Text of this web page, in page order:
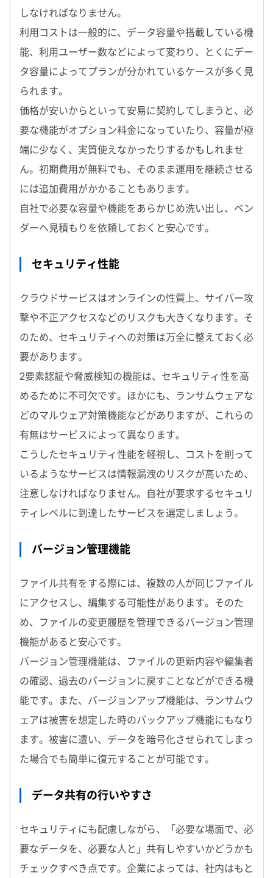
しなければなりません。
利用コストは一般的に、データ容量や搭載している機
能、利用ユーザー数などによって変わり、とくにデー
タ容量によってプランが分かれているケースが多く見
られます。
価格が安いからといって安易に契約してしまうと、必
要な機能がオプション料金になっていたり、容量が極
端に少なく、実質使えなかったりするかもしれませ
ん。初期費用が無料でも、そのまま運用を継続させる
には追加費用がかかることもあります。
自社で必要な容量や機能をあらかじめ洗い出し、ベン
ダーへ見積もりを依頼しておくと安心です。
セキュリティ性能
クラウドサービスはオンラインの性質上、サイバー攻
撃や不正アクセスなどのリスクも大きくなります。そ
のため、セキュリティへの対策は万全に整えておく必
要があります。
2要素認証や脅威検知の機能は、セキュリティ性を高
めるために不可欠です。ほかにも、ランサムウェアな
どのマルウェア対策機能などがありますが、これらの
有無はサービスによって異なります。
こうしたセキュリティ性能を軽視し、コストを削って
いるようなサービスは情報漏洩のリスクが高いため、
注意しなければなりません。自社が要求するセキュリ
ティレベルに到達したサービスを選定しましょう。
バージョン管理機能
ファイル共有をする際には、複数の人が同じファイル
にアクセスし、編集する可能性があります。そのた
め、ファイルの変更履歴を管理できるバージョン管理
機能があると安心です。
バージョン管理機能は、ファイルの更新内容や編集者
の確認、過去のバージョンに戻すことなどができる機
能です。また、バージョンアップ機能は、ランサムウ
ェアは被害を想定した時のバックアップ機能にもなり
ます。被害に遭い、データを暗号化させられてしまっ
た場合でも簡単に復元することが可能です。
データ共有の行いやすさ
セキュリティにも配慮しながら、「必要な場面で、必
要なデータを、必要な人と」共有しやすいかどうかも
チェックすべき点です。企業によっては、社内はもと